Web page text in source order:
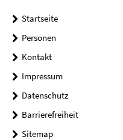
Startseite
Personen
Kontakt
Impressum
Datenschutz
Barrierefreiheit
Sitemap